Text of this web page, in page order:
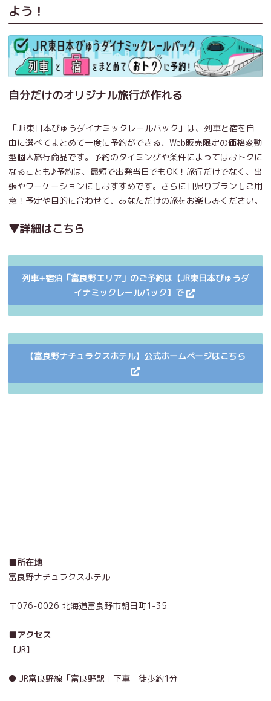
よう！
自分だけのオリジナル旅行が作れる
「JR東日本びゅうダイナミックレールパック」は、列車と宿を自
由に選べてまとめて一度に予約ができる、Web販売限定の価格変動
型個人旅行商品です。予約のタイミングや条件によってはおトクに
なることも♪予約は、最短で出発当日でもOK！旅行だけでなく、出
張やワーケーションにもおすすめです。さらに日帰りプランもご用
意！予定や目的に合わせて、あなただけの旅をお楽しみください。
▼詳細はこちら
列車+宿泊「富良野エリア」のご予約は【JR東日本びゅうダ
イナミックレールパック】で
【富良野ナチュラクスホテル】公式ホームページはこちら
■所在地
富良野ナチュラクスホテル
〒076-0026 北海道富良野市朝日町1-35
■アクセス
【JR】
● JR富良野線「富良野駅」下車 徒歩約1分